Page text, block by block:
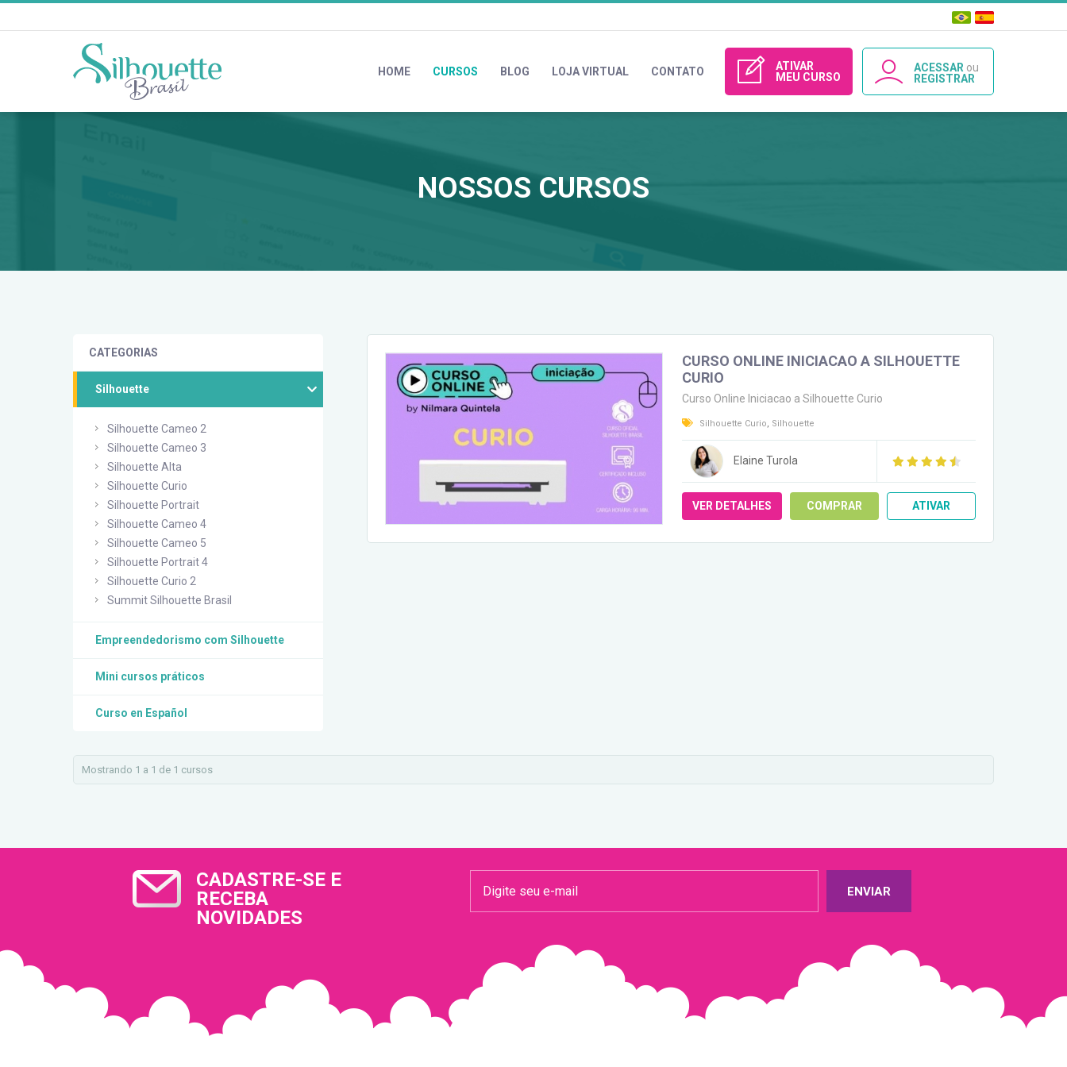
HOME CURSOS BLOG LOJA VIRTUAL CONTATO
ATIVAR
MEU CURSO
ACESSAR ou
REGISTRAR
NOSSOS CURSOS
CATEGORIAS
Silhouette
Silhouette Cameo 2
Silhouette Cameo 3
Silhouette Alta
Silhouette Curio
Silhouette Portrait
Silhouette Cameo 4
Silhouette Cameo 5
Silhouette Portrait 4
Silhouette Curio 2
Summit Silhouette Brasil
Empreendedorismo com Silhouette
Mini cursos práticos
Curso en Español
CURSO ONLINE INICIACAO A SILHOUETTE
CURIO
Curso Online Iniciacao a Silhouette Curio
Silhouette Curio, Silhouette
Elaine Turola
VER DETALHES COMPRAR ATIVAR
Mostrando 1 a 1 de 1 cursos
CADASTRE-SE E
RECEBA
NOVIDADES
ENVIAR